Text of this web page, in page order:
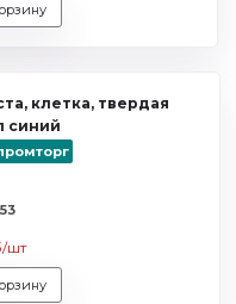
клетка, твердая
синий
шт